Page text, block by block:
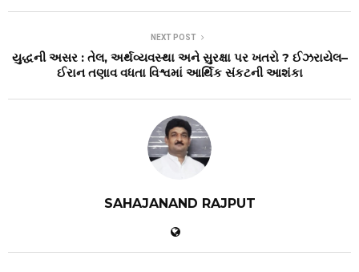
NEXT POST
યુદ્ધની અસર : તેલ, અર્થવ્યવસ્થા અને સુરક્ષા પર ખતરો ? ઈઝરાયેલ–
ઈરાન તણાવ વધતા વિશ્વમાં આર્થિક સંકટની આશંકા
SAHAJANAND RAJPUT